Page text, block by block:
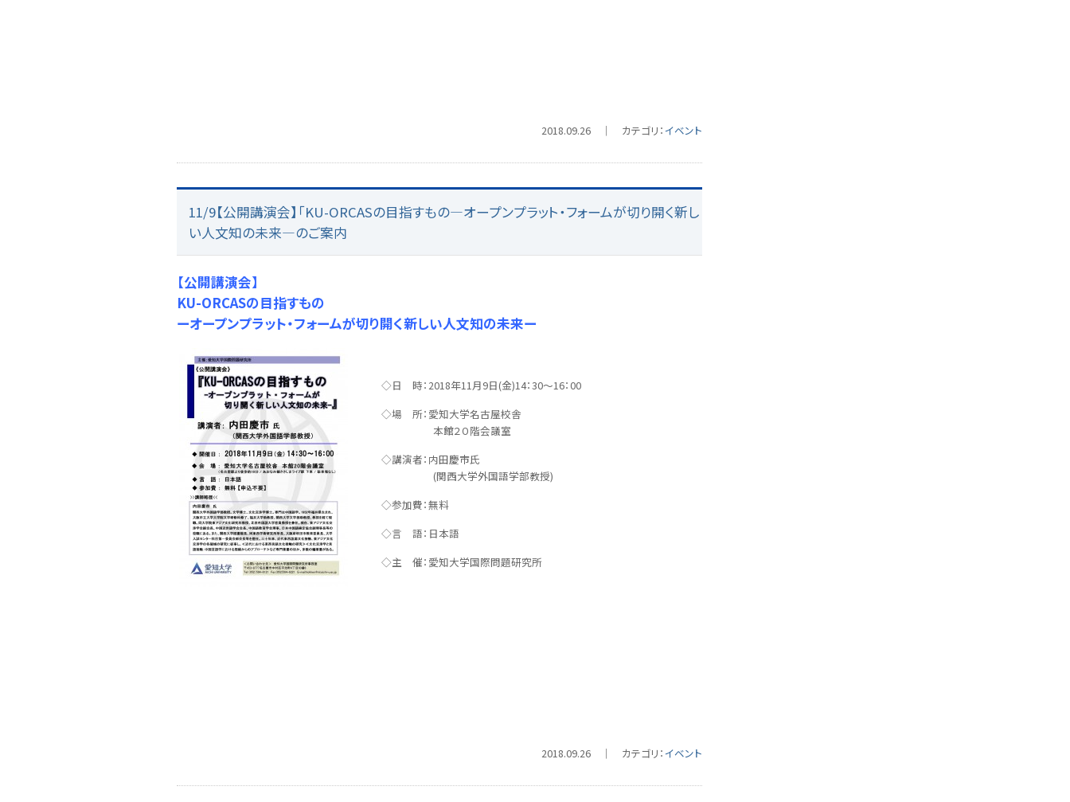
2018.09.26 ｜ カテゴリ： イベント
11/9【公開講演会】「KU-ORCASの目指すもの―オープンプラット・フォームが切り開く新し
い人文知の未来―のご案内
【公開講演会】
KU-ORCASの目指すもの
ーオープンプラット・フォームが切り開く新しい人文知の未来ー
◇日 時：2018年11月9日(金)14：30～16：00
◇場 所：愛知大学名古屋校舎
本館２０階会議室
◇講演者：内田慶市氏
(関西大学外国語学部教授)
◇参加費：無料
◇言 語：日本語
◇主 催：愛知大学国際問題研究所
2018.09.26 ｜ カテゴリ： イベント